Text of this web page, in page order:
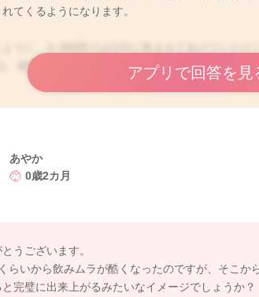
てくるようになります。
、確実に飲めるようになってからのタイミングで
お願いします。
アプリで回答を見
あやか
0歳2カ月
うございます。
らいから飲みムラが酷くなったのですが、そこか
と完璧に出来上がるみたいなイメージでしょうか？